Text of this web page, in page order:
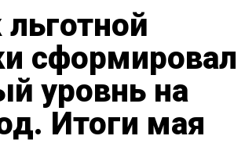
сформировал
уровнь на
Итоги мая